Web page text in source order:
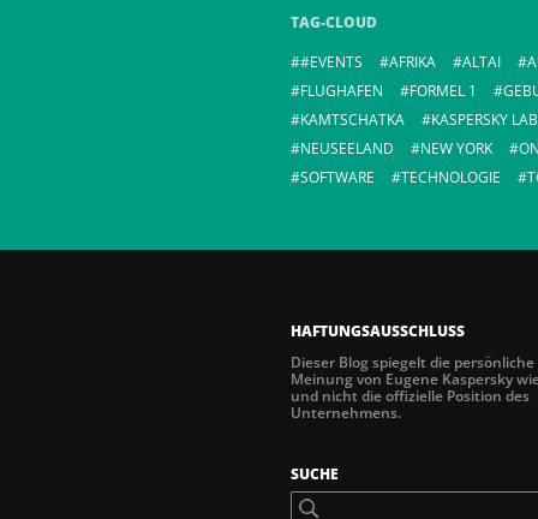
TAG-CLOUD
#EVENTS
AFRIKA ALTAI
FLUGHAFEN
FORMEL 1
KAMTSCHATKA
KASPERSKY LAB
NEUSEELAND
NEW YORK
SOFTWARE
TECHNOLOGIE
HAFTUNGSAUSSCHLUSS
Dieser Blog spiegelt die persönliche
Meinung von Eugene Kaspersky
und nicht die offizielle Position des
Unternehmens.
SUCHE